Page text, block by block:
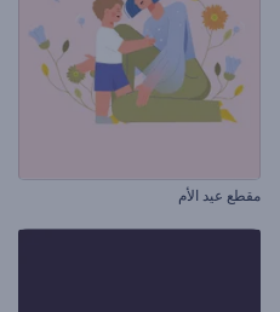
مقطع عيد الأم